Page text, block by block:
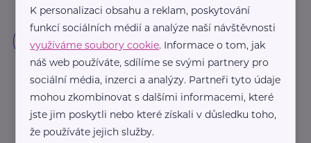
K personalizaci obsahu a reklam, poskytování
funkcí sociálních médií a analýze naší návštěvnosti
využíváme soubory cookie. Informace o tom, jak
náš web používáte, sdílíme se svými partnery pro
sociální média, inzerci a analýzy. Partneři tyto údaje
mohou zkombinovat s dalšími informacemi, které
jste jim poskytli nebo které získali v důsledku toho,
že používáte jejich služby.